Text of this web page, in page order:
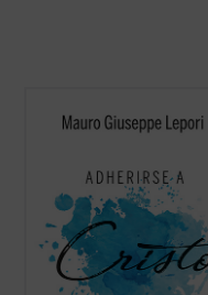
y caminarecoge un nuevo ciclo de
meditaciones que, siguiendo el estilo
Orden del Císter, ofrece en el marco del
(ver ficha)